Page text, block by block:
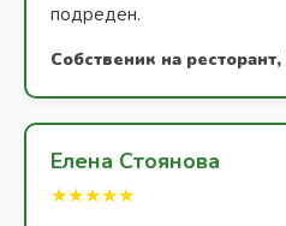
подреден.
Собственик на
Елена Стоянова
★★★★★